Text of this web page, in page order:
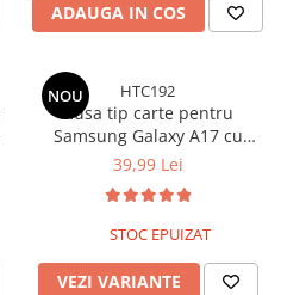
ADAUGA IN COS
NOU HTC192
Husa tip carte pentru
Samsung Galaxy A17 cu
inchidere magnetica,
de suport, Protectie completa
(fata+spate) - Negru
39,99 Lei
STOC EPUIZAT
VEZI VARIANTE